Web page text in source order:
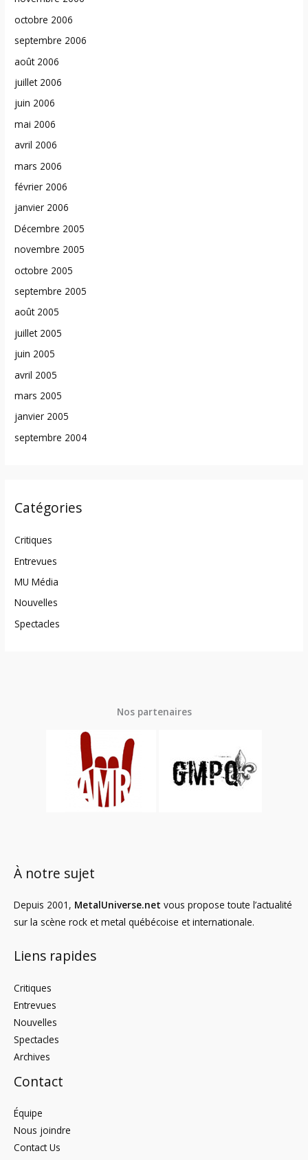
octobre 2006
septembre 2006
août 2006
juillet 2006
juin 2006
mai 2006
avril 2006
mars 2006
février 2006
janvier 2006
Décembre 2005
novembre 2005
octobre 2005
septembre 2005
août 2005
juillet 2005
juin 2005
avril 2005
mars 2005
janvier 2005
septembre 2004
Catégories
Critiques
Entrevues
MU Média
Nouvelles
Spectacles
Nos partenaires
À notre sujet
Depuis 2001, MetalUniverse.net vous propose toute l’actualité
sur la scène rock et metal québécoise et internationale.
Liens rapides
Critiques
Entrevues
Nouvelles
Spectacles
Archives
Contact
Équipe
Nous joindre
Contact Us